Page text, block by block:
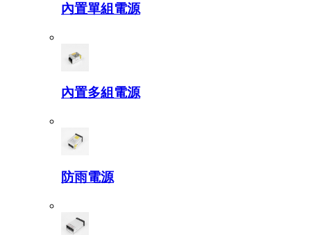
內置單組電源
內置多組電源
防雨電源